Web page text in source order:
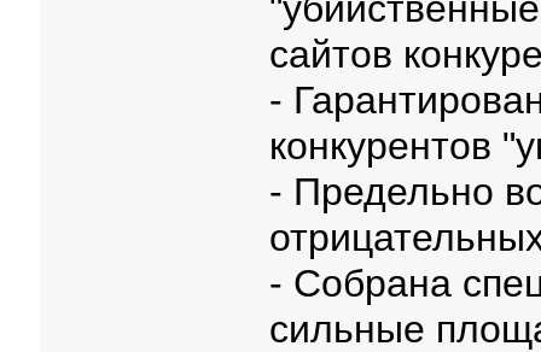
сайтов
-
конкурентов
- Предельно
- Собрана
сильные